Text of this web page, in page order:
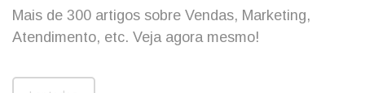
Mais de 300 artigos sobre Vendas, Marketing,
Atendimento, etc. Veja agora mesmo!